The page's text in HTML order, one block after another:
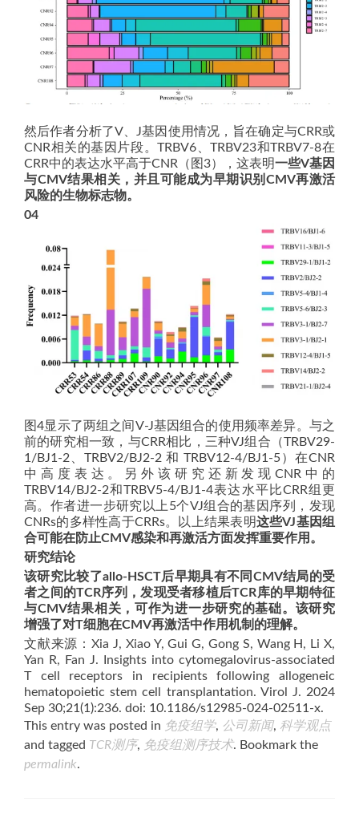
然后作者分析了V、J基因使用情况，旨在确定与CRR或
CNR相关的基因片段。TRBV6、TRBV23和TRBV7-8在
CRR中的表达水平高于CNR（图3），这表明一些V基因
与CMV结果相关，并且可能成为早期识别CMV再激活
风险的生物标志物。
04
图4显示了两组之间V-J基因组合的使用频率差异。与之
前的研究相一致，与CRR相比，三种VJ组合（TRBV29-
1/BJ1-2、TRBV2/BJ2-2 和 TRBV12-4/BJ1-5）在CNR
中高度表达。另外该研究还新发现CNR中的
TRBV14/BJ2-2和TRBV5-4/BJ1-4表达水平比CRR组更
高。作者进一步研究以上5个VJ组合的基因序列，发现
CNRs的多样性高于CRRs。以上结果表明这些VJ基因组
合可能在防止CMV感染和再激活方面发挥重要作用。
研究结论
该研究比较了allo-HSCT后早期具有不同CMV结局的受
者之间的TCR序列，发现受者移植后TCR库的早期特征
与CMV结果相关，可作为进一步研究的基础。该研究
增强了对T细胞在CMV再激活中作用机制的理解。
文献来源：Xia J, Xiao Y, Gui G, Gong S, Wang H, Li X,
Yan R, Fan J. Insights into cytomegalovirus-associated
T cell receptors in recipients following allogeneic
hematopoietic stem cell transplantation. Virol J. 2024
Sep 30;21(1):236. doi: 10.1186/s12985-024-02511-x.
This entry was posted in 免疫组学, 公司新闻, 科学观点
and tagged TCR测序, 免疫组测序技术. Bookmark the
permalink.